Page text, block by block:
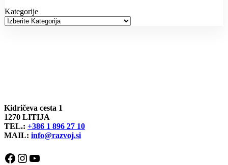
Kategorije
Kidričeva cesta 1
1270 LITIJA
TEL.: +386 1 896 27 10
MAIL: info@razvoj.si
Facebook
Instagram
YouTube